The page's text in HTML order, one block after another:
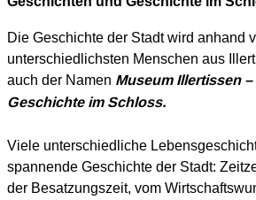
Die Geschichte der Stadt wird anhand
unterschiedlichsten Menschen aus
auch der Namen Museum Illertissen
Geschichte im Schloss.
Viele unterschiedliche
spannende Geschichte der Stadt:
der Besatzungszeit, vom